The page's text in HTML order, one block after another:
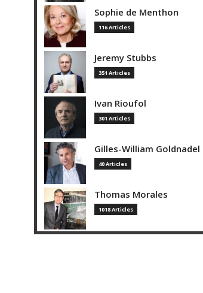
Sophie de Menthon
116 Articles
Jeremy Stubbs
351 Articles
Ivan Rioufol
301 Articles
Gilles-William Goldnadel
40 Articles
Thomas Morales
1018 Articles